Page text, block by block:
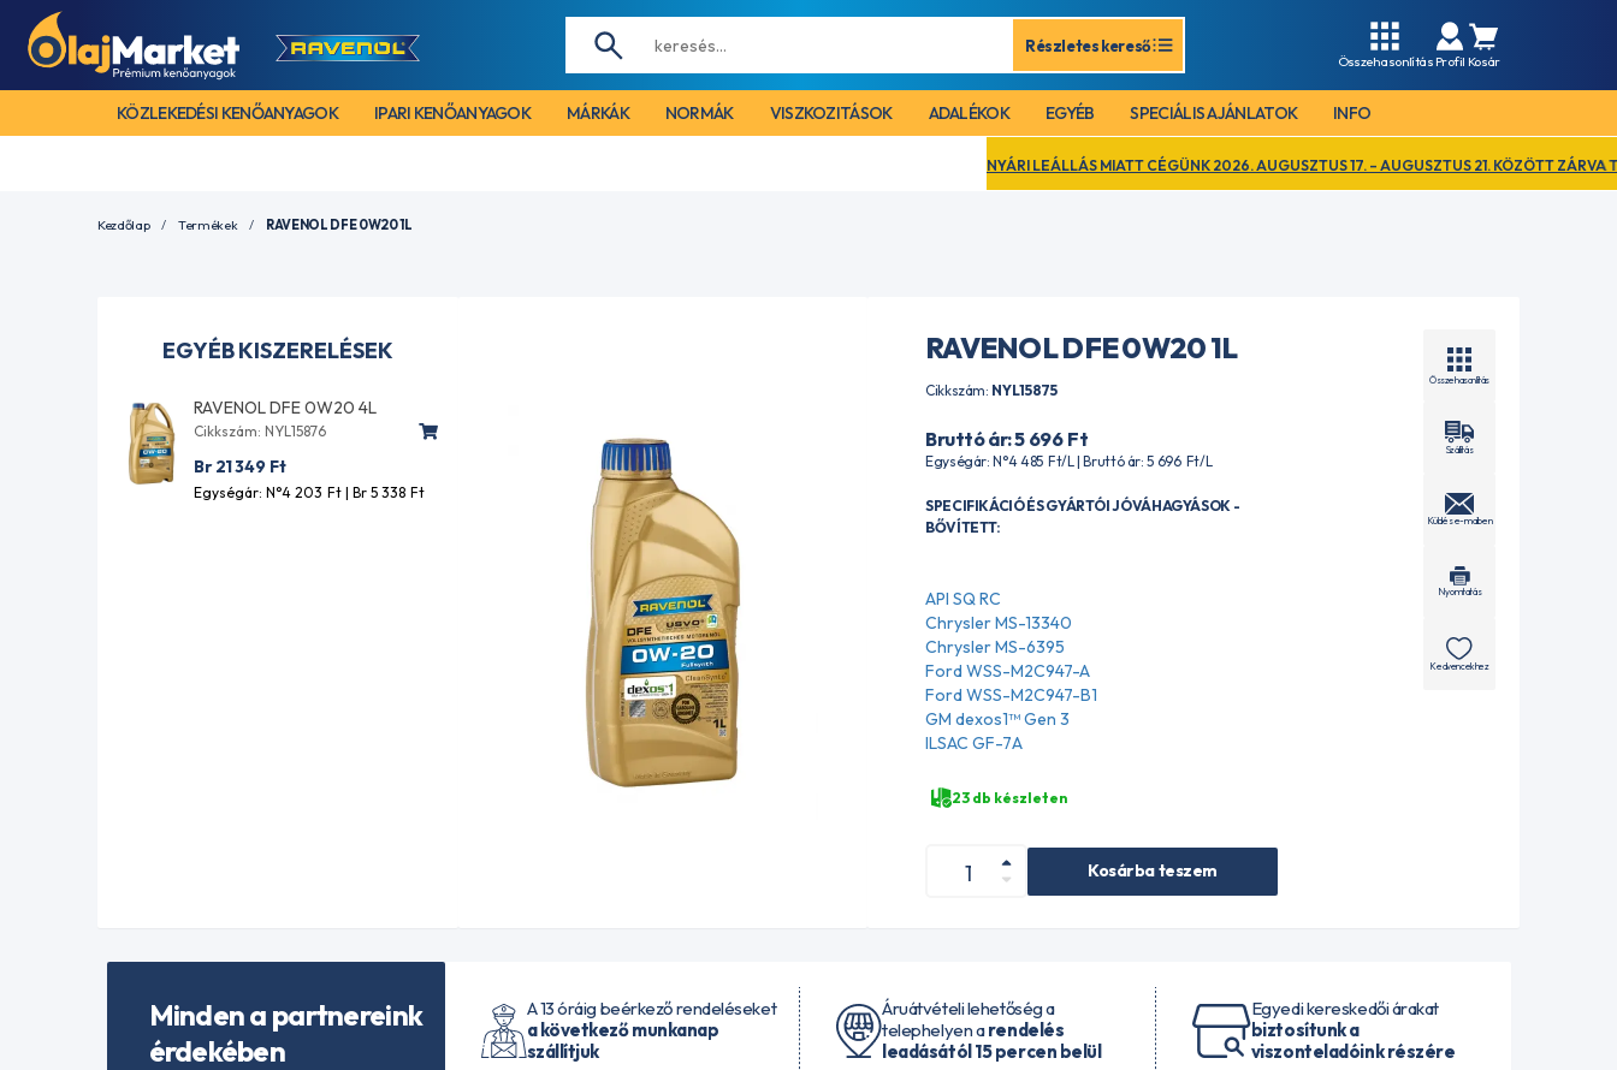
Részletes kereső
Összehasonlítás Profil Kosár
KÖZLEKEDÉSI KENŐANYAGOK IPARI KENŐANYAGOK MÁRKÁK NORMÁK VISZKOZITÁSOK ADALÉKOK EGYÉB SPECIÁLIS AJÁNLATOK INFO
NYÁRI LEÁLLÁS MIATT CÉGÜNK 2026. AUGUSZTUS 17. – AUGUSZTUS 21. KÖZÖTT ZÁRVA TART. EZ IDŐ
Kezdőlap Termékek RAVENOL DFE 0W20 1L
EGYÉB KISZERELÉSEK
RAVENOL DFE 0W20 4L
Cikkszám: NYL15876
Br 21 349 Ft
Egységár: N°4 203 Ft | Br 5 338 Ft
RAVENOL DFE 0W20 1L
Cikkszám: NYL15875
Bruttó ár: 5 696 Ft
Egységár: N°4 485 Ft/L | Bruttó ár: 5 696 Ft/L
SPECIFIKÁCIÓ ÉS GYÁRTÓI JÓVÁHAGYÁSOK -
BŐVÍTETT:
API SQ RC
Chrysler MS-13340
Chrysler MS-6395
Ford WSS-M2C947-A
Ford WSS-M2C947-B1
GM dexos1™ Gen 3
ILSAC GF-7A
23 db készleten
Kosárba teszem
Összehasonlítás
Szállítás
Küldés e-mailben
Nyomtatás
Kedvencekhez
Minden a partnereink
érdekében
A 13 óráig beérkező rendeléseket
a következő munkanap
szállítjuk
Áruátvételi lehetőség a
telephelyen arendelés
leadásától 15 percen belül
Egyedi kereskedői árakat
biztosítunk a
viszonteladóink részére